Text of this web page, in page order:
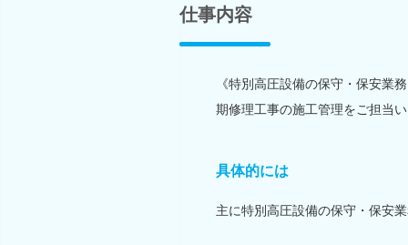
仕事内容
《特別高圧設備の保守・保安業
期修理工事の施工管理をご担当
具体的には
主に特別高圧設備の保守・保安